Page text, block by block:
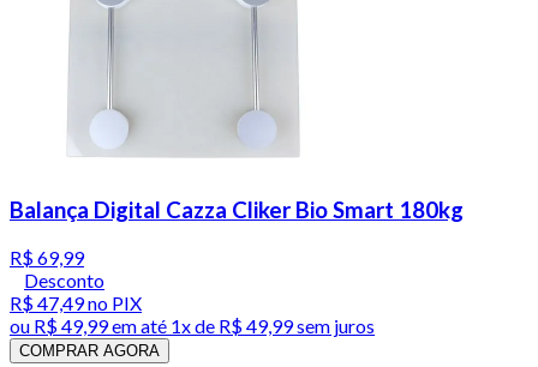
Balança Digital Cazza Cliker Bio Smart 180kg
R$ 69,99
Desconto
R$ 47,49no PIX
ou R$ 49,99em até 1x de R$ 49,99sem juros
COMPRAR AGORA